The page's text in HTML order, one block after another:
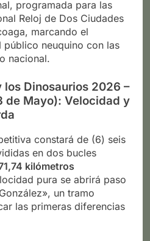
programada para las
Reloj de Dos Ciudades
marcando el
neuquino con las
nacional.
los Dinosaurios 2026 –
de Mayo): Velocidad y
constará de (6) seis
en dos bucles
kilómetros
pura se abrirá paso
un tramo
las primeras diferencias